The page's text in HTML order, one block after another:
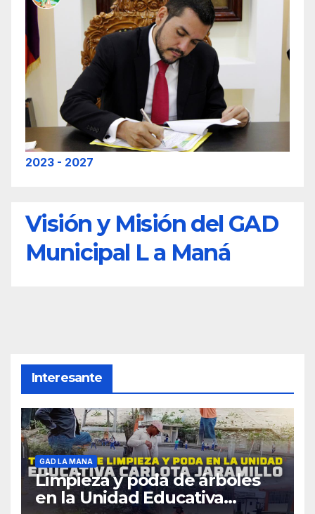
2023 - 2027
Visión y Misión del GAD
Municipal L a Maná
Interesante
GAD LA MANA
Limpieza y poda de árboles
en la Unidad Educativa